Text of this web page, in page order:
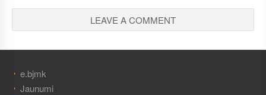
e.bjmk
Jaunumi